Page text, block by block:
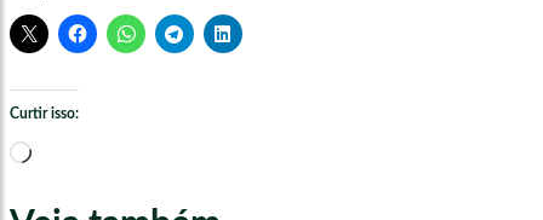
Curtir isso:
Carregando...